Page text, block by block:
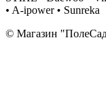
• A-ipower • Sunreka
© Магазин